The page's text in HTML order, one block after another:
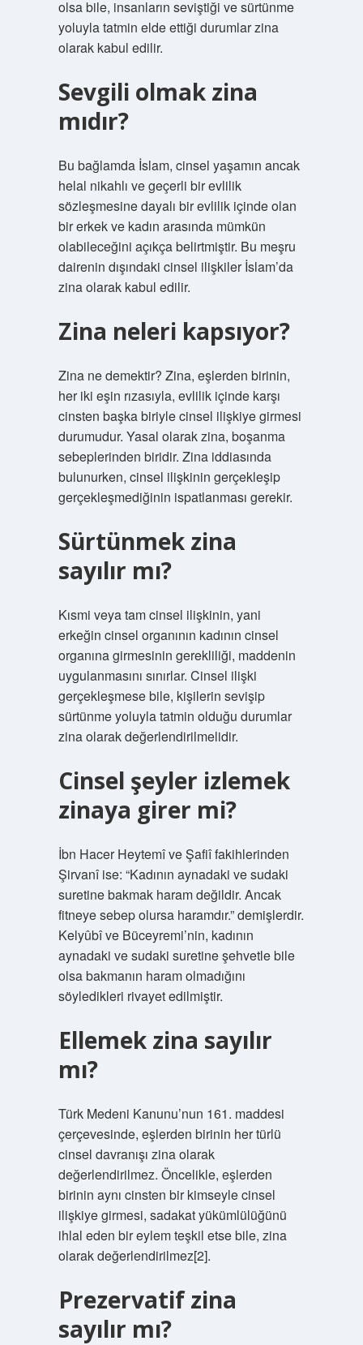
olsa bile, insanların seviştiği ve sürtünme
yoluyla tatmin elde ettiği durumlar zina
olarak kabul edilir.
Sevgili olmak zina
mıdır?
Bu bağlamda İslam, cinsel yaşamın ancak
helal nikahlı ve geçerli bir evlilik
sözleşmesine dayalı bir evlilik içinde olan
bir erkek ve kadın arasında mümkün
olabileceğini açıkça belirtmiştir. Bu meşru
dairenin dışındaki cinsel ilişkiler İslam’da
zina olarak kabul edilir.
Zina neleri kapsıyor?
Zina ne demektir? Zina, eşlerden birinin,
her iki eşin rızasıyla, evlilik içinde karşı
cinsten başka biriyle cinsel ilişkiye girmesi
durumudur. Yasal olarak zina, boşanma
sebeplerinden biridir. Zina iddiasında
bulunurken, cinsel ilişkinin gerçekleşip
gerçekleşmediğinin ispatlanması gerekir.
Sürtünmek zina
sayılır mı?
Kısmi veya tam cinsel ilişkinin, yani
erkeğin cinsel organının kadının cinsel
organına girmesinin gerekliliği, maddenin
uygulanmasını sınırlar. Cinsel ilişki
gerçekleşmese bile, kişilerin sevişip
sürtünme yoluyla tatmin olduğu durumlar
zina olarak değerlendirilmelidir.
Cinsel şeyler izlemek
zinaya girer mi?
İbn Hacer Heytemî ve Şafiî fakihlerinden
Şirvanî ise: “Kadının aynadaki ve sudaki
suretine bakmak haram değildir. Ancak
fitneye sebep olursa haramdır.” demişlerdir.
Kelyûbî ve Büceyremi’nin, kadının
aynadaki ve sudaki suretine şehvetle bile
olsa bakmanın haram olmadığını
söyledikleri rivayet edilmiştir.
Ellemek zina sayılır
mı?
Türk Medeni Kanunu’nun 161. maddesi
çerçevesinde, eşlerden birinin her türlü
cinsel davranışı zina olarak
değerlendirilmez. Öncelikle, eşlerden
birinin aynı cinsten bir kimseyle cinsel
ilişkiye girmesi, sadakat yükümlülüğünü
ihlal eden bir eylem teşkil etse bile, zina
olarak değerlendirilmez[2].
Prezervatif zina
sayılır mı?